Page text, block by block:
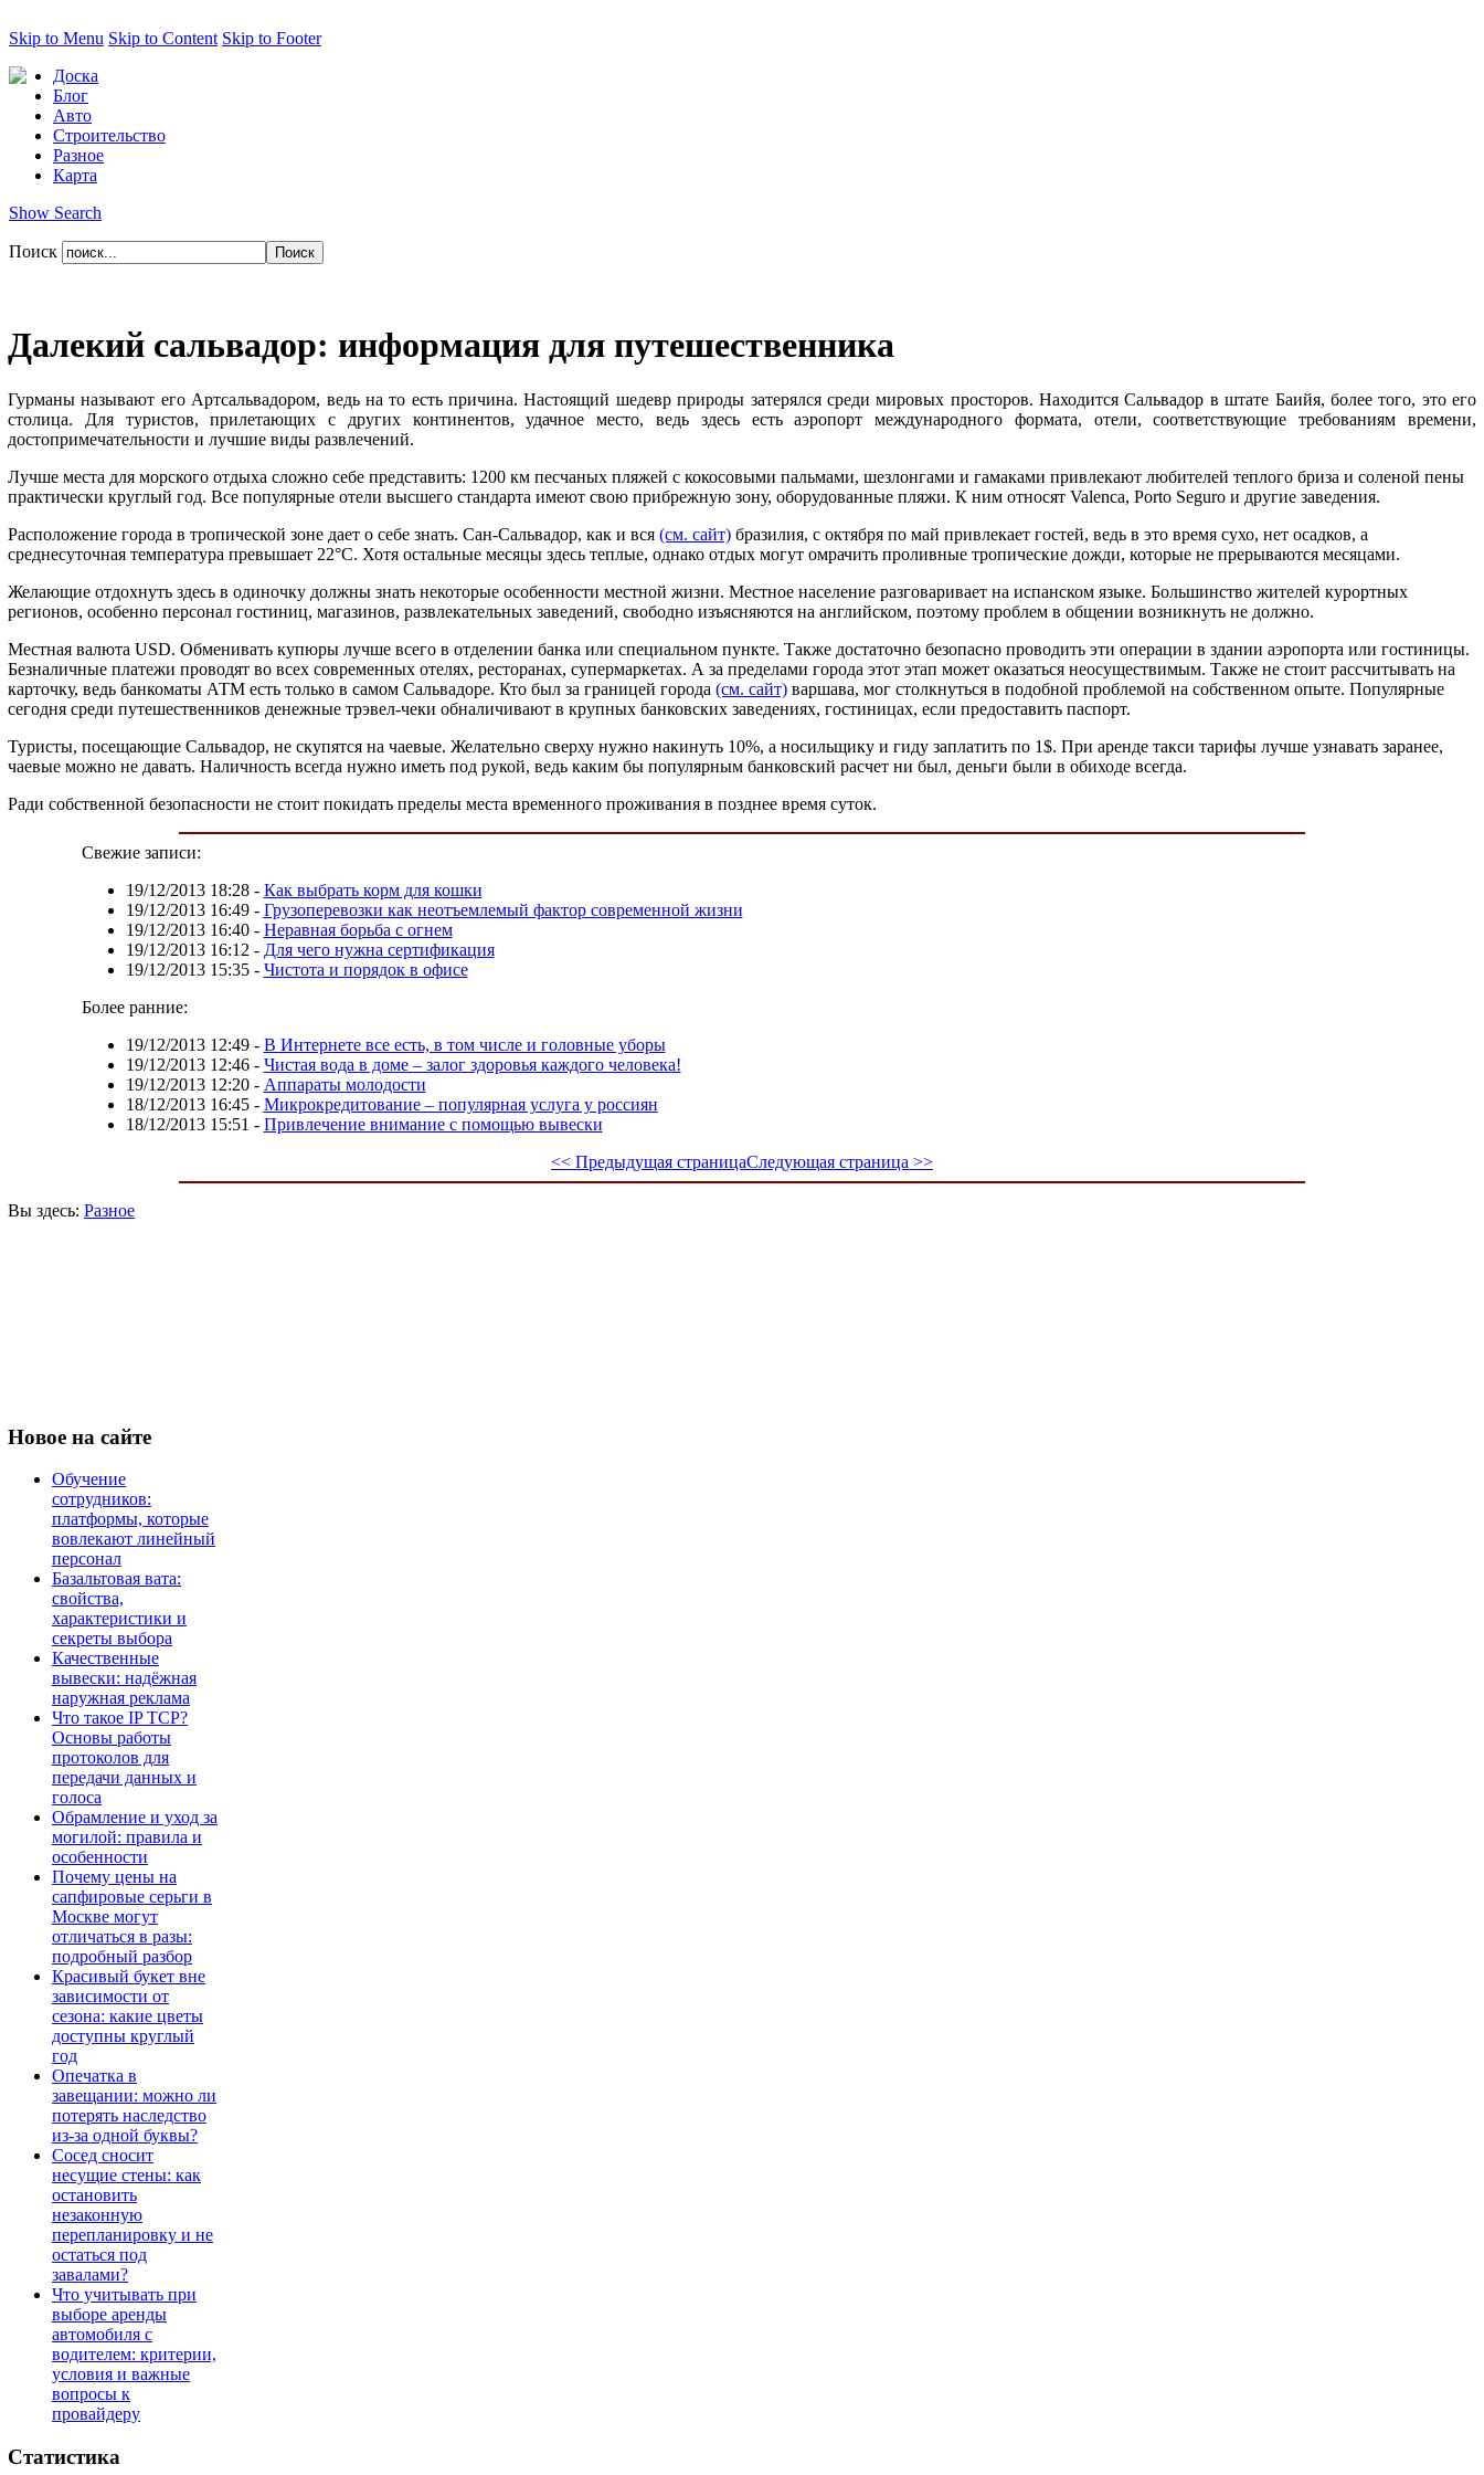
Skip to Menu Skip to Content Skip to Footer
Доска
Блог
Авто
Строительство
Разное
Карта
Show Search
Поиск
Далекий сальвадор: информация для путешественника
Гурманы называют его Артсальвадором, ведь на то есть причина. Настоящий шедевр природы затерялся среди мировых просторов. Находится Сальвадор в штате Баийя, более того, это его
столица. Для туристов, прилетающих с других континентов, удачное место, ведь здесь есть аэропорт международного формата, отели, соответствующие требованиям времени,
достопримечательности и лучшие виды развлечений.
Лучше места для морского отдыха сложно себе представить: 1200 км песчаных пляжей с кокосовыми пальмами, шезлонгами и гамаками привлекают любителей теплого бриза и соленой пены
практически круглый год. Все популярные отели высшего стандарта имеют свою прибрежную зону, оборудованные пляжи. К ним относят Valenca, Porto Seguro и другие заведения.
Расположение города в тропической зоне дает о себе знать. Сан-Сальвадор, как и вся (см. сайт) бразилия, с октября по май привлекает гостей, ведь в это время сухо, нет осадков, а
среднесуточная температура превышает 22°С. Хотя остальные месяцы здесь теплые, однако отдых могут омрачить проливные тропические дожди, которые не прерываются месяцами.
Желающие отдохнуть здесь в одиночку должны знать некоторые особенности местной жизни. Местное население разговаривает на испанском языке. Большинство жителей курортных
регионов, особенно персонал гостиниц, магазинов, развлекательных заведений, свободно изъясняются на английском, поэтому проблем в общении возникнуть не должно.
Местная валюта USD. Обменивать купюры лучше всего в отделении банка или специальном пункте. Также достаточно безопасно проводить эти операции в здании аэропорта или гостиницы.
Безналичные платежи проводят во всех современных отелях, ресторанах, супермаркетах. А за пределами города этот этап может оказаться неосуществимым. Также не стоит рассчитывать на
карточку, ведь банкоматы АТМ есть только в самом Сальвадоре. Кто был за границей города (см. сайт) варшава, мог столкнуться в подобной проблемой на собственном опыте. Популярные
сегодня среди путешественников денежные трэвел-чеки обналичивают в крупных банковских заведениях, гостиницах, если предоставить паспорт.
Туристы, посещающие Сальвадор, не скупятся на чаевые. Желательно сверху нужно накинуть 10%, а носильщику и гиду заплатить по 1$. При аренде такси тарифы лучше узнавать заранее,
чаевые можно не давать. Наличность всегда нужно иметь под рукой, ведь каким бы популярным банковский расчет ни был, деньги были в обиходе всегда.
Ради собственной безопасности не стоит покидать пределы места временного проживания в позднее время суток.
Свежие записи:
19/12/2013 18:28- Как выбрать корм для кошки
19/12/2013 16:49- Грузоперевозки как неотъемлемый фактор современной жизни
19/12/2013 16:40- Неравная борьба с огнем
19/12/2013 16:12 - Для чего нужна сертификация
19/12/2013 15:35- Чистота и порядок в офисе
Более ранние:
19/12/2013 12:49- В Интернете все есть, в том числе и головные уборы
19/12/2013 12:46- Чистая вода в доме – залог здоровья каждого человека!
19/12/2013 12:20- Аппараты молодости
18/12/2013 16:45- Микрокредитование – популярная услуга у россиян
18/12/2013 15:51 - Привлечение внимание с помощью вывески
<< Предыдущая страницаСледующая страница >>
Вы здесь: Разное
Новое на сайте
Обучение
сотрудников:
платформы, которые
вовлекают линейный
персонал
Базальтовая вата:
свойства,
характеристики и
секреты выбора
Качественные
вывески: надёжная
наружная реклама
Что такое IP TCP?
Основы работы
протоколов для
передачи данных и
голоса
Обрамление и уход за
могилой: правила и
особенности
Почему цены на
сапфировые серьги в
Москве могут
отличаться в разы:
подробный разбор
Красивый букет вне
зависимости от
сезона: какие цветы
доступны круглый
год
Опечатка в
завещании: можно ли
потерять наследство
из-за одной буквы?
Сосед сносит
несущие стены: как
остановить
незаконную
перепланировку и не
остаться под
завалами?
Что учитывать при
выборе аренды
автомобиля с
водителем: критерии,
условия и важные
вопросы к
провайдеру
Статистика